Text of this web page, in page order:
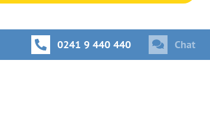
0241 9 440 440 Chat